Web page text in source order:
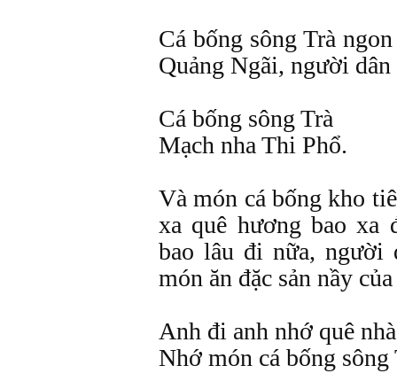
Cá bống sông Trà
Quảng Ngãi, người
Cá bống sông Trà
Mạch nha Thi Phổ.
Và món cá bống kho
xa quê hương bao xa
bao lâu đi nữa, người
món ăn đặc sản nầy
Anh đi anh nhớ quê nhà
Nhớ món cá bống